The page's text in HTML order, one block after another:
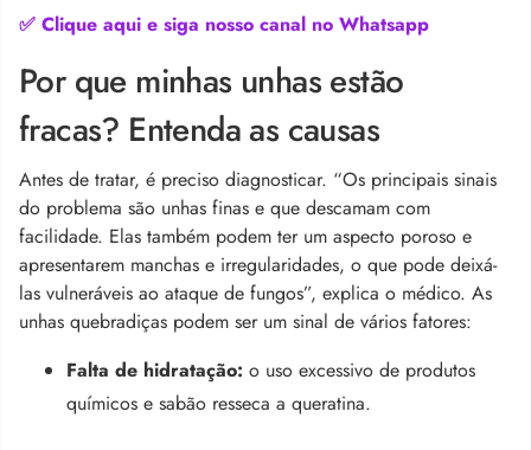
✅ Clique aqui e siga nosso canal no Whatsapp
Por que minhas unhas estão
fracas? Entenda as causas
Antes de tratar, é preciso diagnosticar. “Os principais sinais
do problema são unhas finas e que descamam com
facilidade. Elas também podem ter um aspecto poroso e
apresentarem manchas e irregularidades, o que pode deixá-
las vulneráveis ao ataque de fungos”, explica o médico. As
unhas quebradiças podem ser um sinal de vários fatores:
Falta de hidratação: o uso excessivo de produtos
químicos e sabão resseca a queratina.